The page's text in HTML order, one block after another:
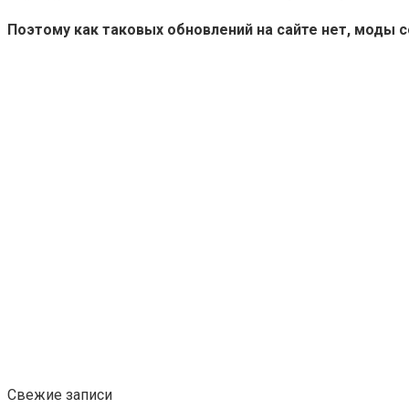
Поэтому как таковых обновлений на сайте нет, моды
Свежие записи